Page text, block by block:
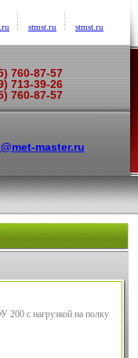
stmst.ru stmst.ru
760-87-57
713-39-26
760-87-57
master.ru
200 с нагрузкой на полку